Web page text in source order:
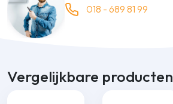
018 - 689 81 99
Vergelijkbare producten